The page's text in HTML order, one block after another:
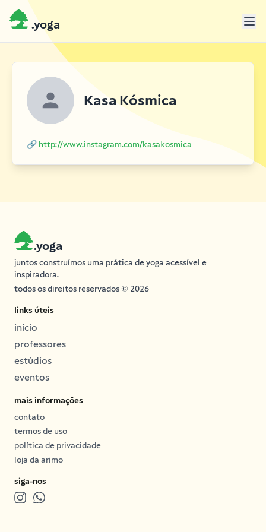
.yoga
Kasa Kósmica
🔗 http://www.instagram.com/kasakosmica
.yoga
juntos construímos uma prática de yoga acessível e
inspiradora.
todos os direitos reservados © 2026
links úteis
início
professores
estúdios
eventos
mais informações
contato
termos de uso
política de privacidade
loja da arimo
siga-nos